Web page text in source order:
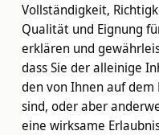
Vollständigkeit,
Qualität und Eignung
erklären und
dass Sie der alleinige
den von Ihnen auf
sind, oder aber
eine wirksame